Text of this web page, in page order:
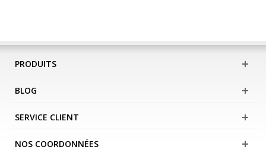
PRODUITS
BLOG
SERVICE CLIENT
NOS COORDONNÉES